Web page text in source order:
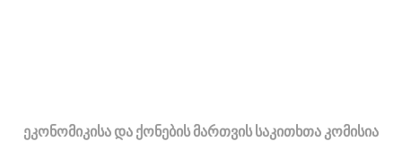
ეკონომიკისა და ქონების მართვის საკითხთა კომისია